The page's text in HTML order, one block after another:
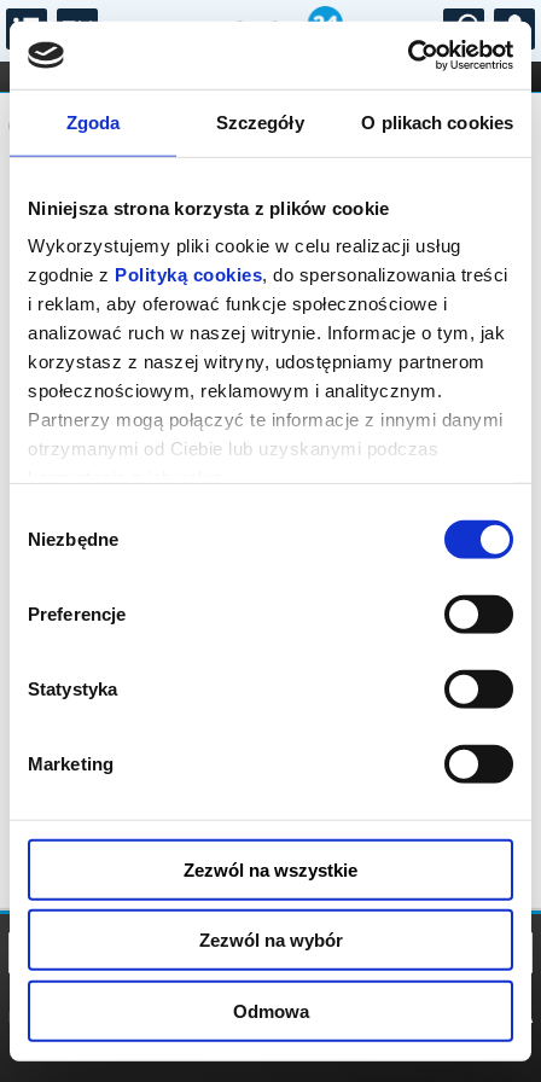
Zgoda Szczegóły O plikach cookies
Niniejsza strona korzysta z plików cookie
Wykorzystujemy pliki cookie w celu realizacji usług
zgodnie z Polityką cookies, do spersonalizowania treści
i reklam, aby oferować funkcje społecznościowe i
analizować ruch w naszej witrynie. Informacje o tym, jak
korzystasz z naszej witryny, udostępniamy partnerom
społecznościowym, reklamowym i analitycznym.
Partnerzy mogą połączyć te informacje z innymi danymi
otrzymanymi od Ciebie lub uzyskanymi podczas
zgody
Niezbędne
Preferencje
Statystyka
Marketing
Zezwól na wszystkie
Zezwól na wybór
Odmowa
...
FILHARMONIA OPERA I BALET
STAND-UP
DLA DZIECI
Komunikat
Sprzedaż biletów on-line na wydarzenie
została zakończona.
POLITYKA
POLITYKA